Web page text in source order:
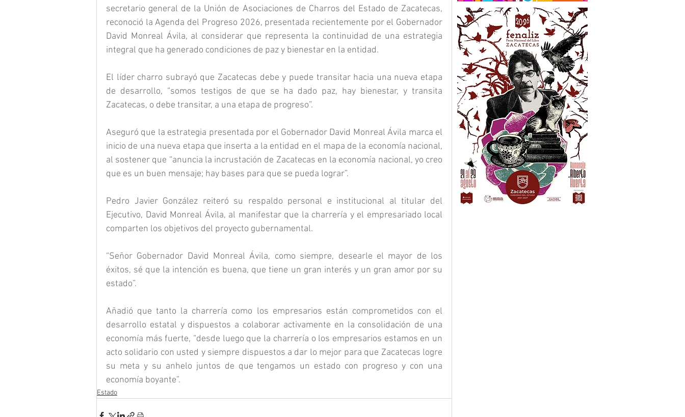
secretario general de la Unión de Asociaciones de Charros del Estado de Zacatecas,
reconoció la Agenda del Progreso 2026, presentada recientemente por el Gobernador
David Monreal Ávila, al considerar que representa la continuidad de una estrategia
integral que ha generado condiciones de paz y bienestar en la entidad.
El líder charro subrayó que Zacatecas debe y puede transitar hacia una nueva etapa
de desarrollo, “somos testigos de que se ha dado paz, hay bienestar, y transita
Zacatecas, o debe transitar, a una etapa de progreso”.
Aseguró que la estrategia presentada por el Gobernador David Monreal Ávila marca el
inicio de una nueva etapa que inserta a la entidad en el mapa de la economía nacional,
al sostener que “anuncia la incrustación de Zacatecas en la economía nacional, yo creo
que es un buen mensaje; hay bases para que se pueda lograr”.
Pedro Javier González reiteró su respaldo personal e institucional al titular del
Ejecutivo, David Monreal Ávila, al manifestar que la charrería y el empresariado local
comparten los objetivos del proyecto gubernamental.
“Señor Gobernador David Monreal Ávila, como siempre, desearle el mayor de los
éxitos, sé que la intención es buena, que tiene un gran interés y un gran amor por su
estado”.
Añadió que tanto la charrería como los empresarios están comprometidos con el
desarrollo estatal y dispuestos a colaborar activamente en la consolidación de una
economía más fuerte, “desde luego que la charrería o los empresarios estamos en un
acto solidario con usted y siempre dispuestos a dar lo mejor para que Zacatecas logre
su meta y su anhelo juntos de que tengamos un estado con progreso y con una
economía boyante”.
Estado